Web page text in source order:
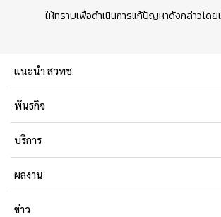
ให้ทราบเพื่อดำเนินการแก้ปัญหาดังกล่าวโดย
แนะนำ สวทช.
พันธกิจ
บริการ
ผลงาน
ข่าว